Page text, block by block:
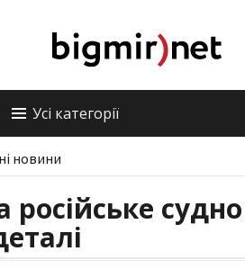
Усі категорії
новини
судно